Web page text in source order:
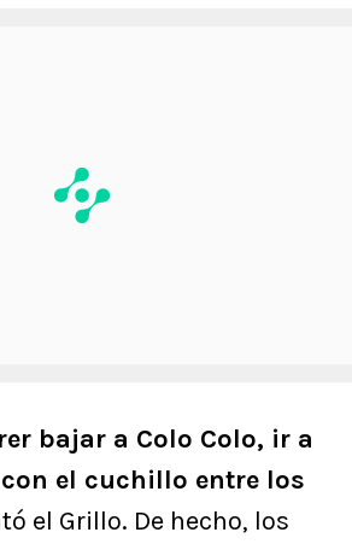
bajar a Colo Colo, ir a
el cuchillo entre los
el Grillo. De hecho, los